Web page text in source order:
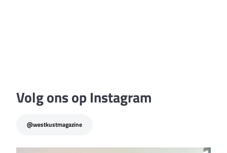
Volg ons op Instagram
@westkustmagazine